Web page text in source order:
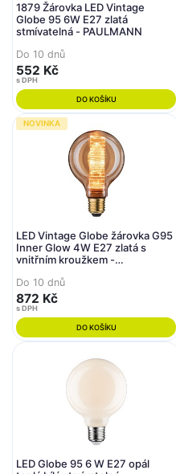
1879 Žárovka LED Vintage
Globe 95 6W E27 zlatá
stmívatelná - PAULMANN
Do 10 dnů
552 Kč
s DPH
DO KOŠÍKU
NOVINKA
LED Vintage Globe žárovka G95
Inner Glow 4W E27 zlatá s
vnitřním kroužkem -
Do 10 dnů
872 Kč
s DPH
DO KOŠÍKU
LED Globe 95 6 W E27 opál